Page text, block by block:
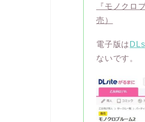
『モノクロ
売）
電子版は
ないです。